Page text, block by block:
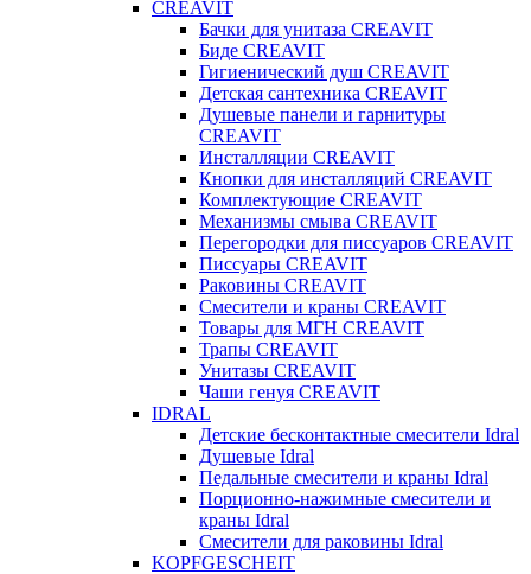
CREAVIT
Бачки для унитаза CREAVIT
Биде CREAVIT
Гигиенический душ CREAVIT
Детская сантехника CREAVIT
Душевые панели и гарнитуры
CREAVIT
Инсталляции CREAVIT
Кнопки для инсталляций CREAVIT
Комплектующие CREAVIT
Механизмы смыва CREAVIT
Перегородки для писсуаров CREAVIT
Писсуары CREAVIT
Раковины CREAVIT
Смесители и краны CREAVIT
Товары для МГН CREAVIT
Трапы CREAVIT
Унитазы CREAVIT
Чаши генуя CREAVIT
IDRAL
Детские бесконтактные смесители Idral
Душевые Idral
Педальные смесители и краны Idral
Порционно-нажимные смесители и
краны Idral
Смеcители для раковины Idral
KOPFGESCHEIT